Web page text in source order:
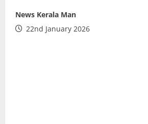
News Kerala Man
22nd January 2026